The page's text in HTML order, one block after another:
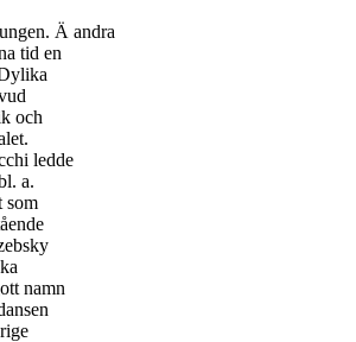
Ä andra
tid en
och
ledde
a.
som
namn